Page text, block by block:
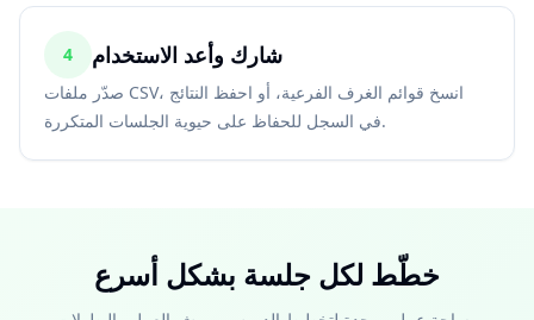
4 شارك وأعد الاستخدام
صدّر ملفات CSV، انسخ قوائم الغرف الفرعية، أو احفظ النتائج
في السجل للحفاظ على حيوية الجلسات المتكررة.
خطّط لكل جلسة بشكل أسرع